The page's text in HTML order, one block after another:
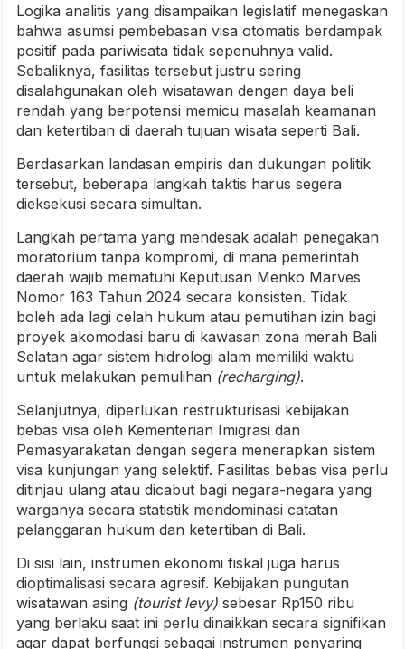
Logika analitis yang disampaikan legislatif menegaskan
bahwa asumsi pembebasan visa otomatis berdampak
positif pada pariwisata tidak sepenuhnya valid.
Sebaliknya, fasilitas tersebut justru sering
disalahgunakan oleh wisatawan dengan daya beli
rendah yang berpotensi memicu masalah keamanan
dan ketertiban di daerah tujuan wisata seperti Bali.
Berdasarkan landasan empiris dan dukungan politik
tersebut, beberapa langkah taktis harus segera
dieksekusi secara simultan.
Langkah pertama yang mendesak adalah penegakan
moratorium tanpa kompromi, di mana pemerintah
daerah wajib mematuhi Keputusan Menko Marves
Nomor 163 Tahun 2024 secara konsisten. Tidak
boleh ada lagi celah hukum atau pemutihan izin bagi
proyek akomodasi baru di kawasan zona merah Bali
Selatan agar sistem hidrologi alam memiliki waktu
untuk melakukan pemulihan (recharging).
Selanjutnya, diperlukan restrukturisasi kebijakan
bebas visa oleh Kementerian Imigrasi dan
Pemasyarakatan dengan segera menerapkan sistem
visa kunjungan yang selektif. Fasilitas bebas visa perlu
ditinjau ulang atau dicabut bagi negara-negara yang
warganya secara statistik mendominasi catatan
pelanggaran hukum dan ketertiban di Bali.
Di sisi lain, instrumen ekonomi fiskal juga harus
dioptimalisasi secara agresif. Kebijakan pungutan
wisatawan asing (tourist levy) sebesar Rp150 ribu
yang berlaku saat ini perlu dinaikkan secara signifikan
agar dapat berfungsi sebagai instrumen penyaring